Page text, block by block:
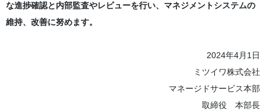
な進捗確認と内部監査やレビューを行い、マネジメントシステムの
維持、改善に努めます。
2024年4月1日
ミツイワ株式会社
マネージドサービス本部
取締役 本部長